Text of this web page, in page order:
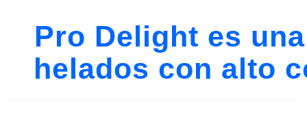
Pro Delight es
helados con alto